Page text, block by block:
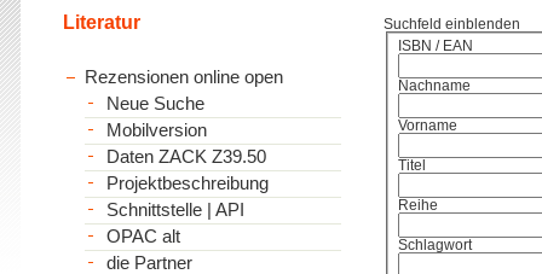
Suchfeld einblenden
ISBN / EAN
Nachname
Vorname
Titel
Reihe
Schlagwort
Literatur
Rezensionen online open
Neue Suche
Mobilversion
Daten ZACK Z39.50
Projektbeschreibung
Schnittstelle | API
OPAC alt
die Partner